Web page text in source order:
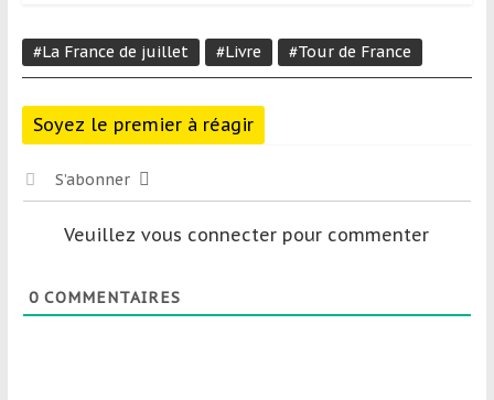
#La France de juillet #Livre #Tour de France
Soyez le premier à réagir
S’abonner
Veuillez vous connecter pour commenter
0COMMENTAIRES